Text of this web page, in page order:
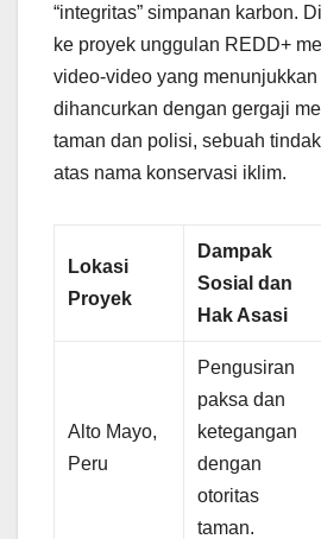
“integritas” simpanan karbon.
ke proyek unggulan REDD+
video-video yang
dihancurkan dengan gergaji
taman dan polisi, sebuah
atas nama konservasi iklim.
Lokasi
Proyek
Dampak
Sosial dan
Hak Asasi
Alto Mayo,
Peru
Pengusiran
paksa dan
ketegangan
dengan
otoritas
taman.